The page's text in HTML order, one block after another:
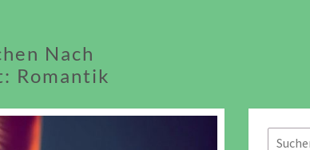
Nach
Romantik
Suchen